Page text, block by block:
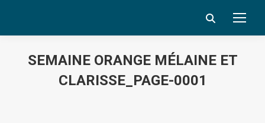
Search:
SEMAINE ORANGE MÉLAINE ET
CLARISSE_PAGE-0001